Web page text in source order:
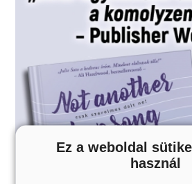
Ez a weboldal
használ